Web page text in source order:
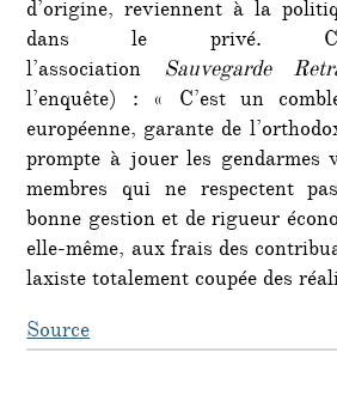
d’origine, reviennent à la
dans le privé.
l’association Sauvegarde
l’enquête) : « C’est un
européenne, garante de
prompte à jouer les gendarmes
membres qui ne respectent
bonne gestion et de rigueur
elle-même, aux frais des
laxiste totalement coupée des
Source